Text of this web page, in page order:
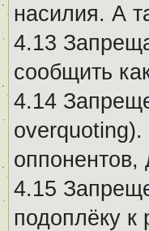
насилия. А
4.13
сообщить
4.14
оппонентов,
4.15
подоплёку к